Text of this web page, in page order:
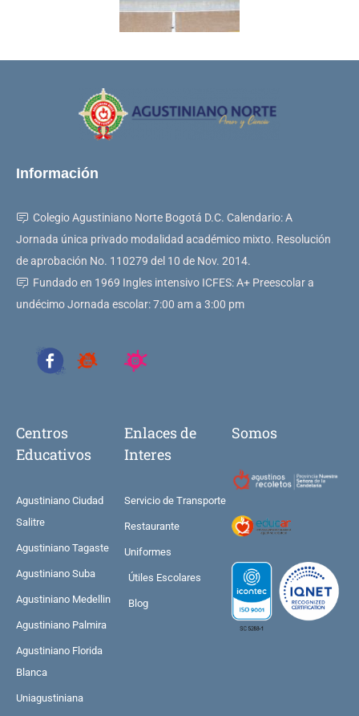
Información
Colegio Agustiniano Norte Bogotá D.C. Calendario: A
Jornada única privado modalidad académico mixto. Resolución
de aprobación No. 110279 del 10 de Nov. 2014.
Fundado en 1969 Ingles intensivo ICFES: A+ Preescolar a
undécimo Jornada escolar: 7:00 am a 3:00 pm
Centros
Educativos
Agustiniano Ciudad
Salitre
Agustiniano Tagaste
Agustiniano Suba
Agustiniano Medellin
Agustiniano Palmira
Agustiniano Florida
Blanca
Uniagustiniana
Enlaces de
Interes
Servicio de Transporte
Restaurante
Uniformes
Útiles Escolares
Blog
Somos